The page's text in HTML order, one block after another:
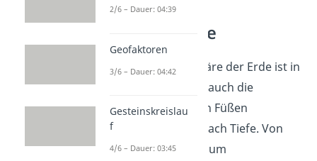
Aufbau der Erde
Nicht nur die Atmosphäre der Erde ist in
Schichten
eingeteilt — auch die
Gesteine unter unseren Füßen
unterscheiden sich je nach Tiefe. Von
der Erdoberfläche bis zum
2/6 – Dauer: 04:39
Geofaktoren
3/6 – Dauer: 04:42
Gesteinskreislau
f
4/6 – Dauer: 03:45